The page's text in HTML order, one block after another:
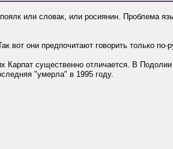
или словак, или росиянин. Проблема
вот они предпочитают говорить только по-
существенно отличается. В Подолии
"умерла" в 1995 году.